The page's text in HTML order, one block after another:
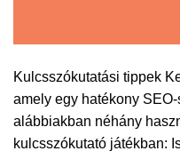
Kulcsszókutatási tippek
amely egy hatékony
alábbiakban néhány
kulcsszókutató játékban: